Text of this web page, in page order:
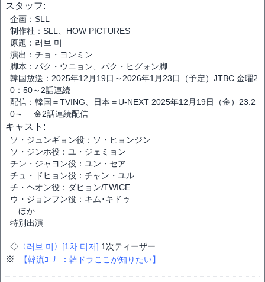
スタッフ:
企画：SLL
制作社：SLL、HOW PICTURES
原題：러브 미
演出：チョ・ヨンミン
脚本：パク・ウニョン、パク・ヒグォン脚
韓国放送：2025年12月19日～2026年1月23日（予定）JTBC 金曜2
0：50～2話連続
配信：韓国＝TVING、日本＝U-NEXT 2025年12月19日（金）23:2
0～ 金2話連続配信
キャスト:
ソ・ジュンギョン役：ソ・ヒョンジン
ソ・ジンホ役：ユ・ジェミョン
チン・ジャヨン役：ユン・セア
チュ・ドヒョン役：チャン・ユル
チ・ヘオン役：ダヒョン/TWICE
ウ・ジョンフン役：キム･キドゥ
ほか
特別出演
◇ 〈러브 미〉[1차 티저] 1次ティーザー
※ 【韓流ｺｰﾅｰ：韓ドラここが知りたい】